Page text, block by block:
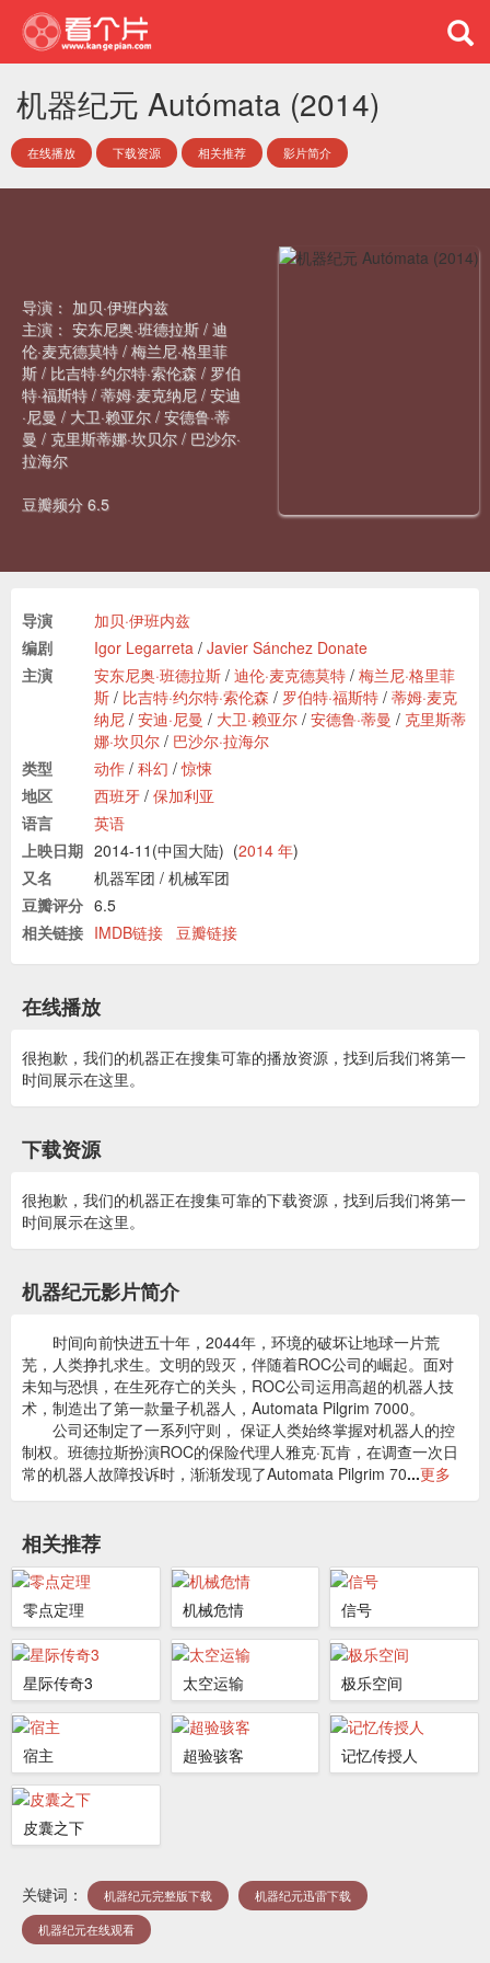
机器纪元 Autómata (2014)
在线播放 下载资源 相关推荐 影片简介
导演： 加贝·伊班内兹
主演： 安东尼奥·班德拉斯 /迪
伦·麦克德莫特 /梅兰尼·格里菲
斯 / 比吉特·约尔特·索伦森 / 罗伯
特·福斯特 /蒂姆·麦克纳尼 /安迪
·尼曼 / 大卫·赖亚尔 /安德鲁·蒂
曼 / 克里斯蒂娜·坎贝尔 / 巴沙尔·
拉海尔
豆瓣频分 6.5
导演
加贝·伊班内兹
编剧
Igor Legarreta / Javier Sánchez Donate
主演
安东尼奥·班德拉斯 / 迪伦·麦克德莫特 / 梅兰尼·格里菲
斯 / 比吉特·约尔特·索伦森 / 罗伯特·福斯特 / 蒂姆·麦克
纳尼 / 安迪·尼曼 / 大卫·赖亚尔 / 安德鲁·蒂曼 / 克里斯蒂
娜·坎贝尔 / 巴沙尔·拉海尔
类型
动作 / 科幻 /惊悚
地区
西班牙 / 保加利亚
语言
英语
上映日期 2014-11(中国大陆) (2014 年)
又名
机器军团 / 机械军团
豆瓣评分 6.5
相关链接 IMDB链接 豆瓣链接
在线播放
很抱歉，我们的机器正在搜集可靠的播放资源，找到后我们将第一
时间展示在这里。
下载资源
很抱歉，我们的机器正在搜集可靠的下载资源，找到后我们将第一
时间展示在这里。
机器纪元影片简介
时间向前快进五十年，2044年，环境的破坏让地球一片荒
芜，人类挣扎求生。文明的毁灭，伴随着ROC公司的崛起。面对
未知与恐惧，在生死存亡的关头，ROC公司运用高超的机器人技
术，制造出了第一款量子机器人，Automata Pilgrim 7000。
公司还制定了一系列守则， 保证人类始终掌握对机器人的控
制权。班德拉斯扮演ROC的保险代理人雅克·瓦肯，在调查一次日
常的机器人故障投诉时，渐渐发现了Automata Pilgrim 70...更多
相关推荐
零点定理 机械危情 信号
星际传奇3 太空运输 极乐空间
宿主 超验骇客 记忆传授人
皮囊之下
关键词： 机器纪元完整版下载 机器纪元迅雷下载
机器纪元在线观看